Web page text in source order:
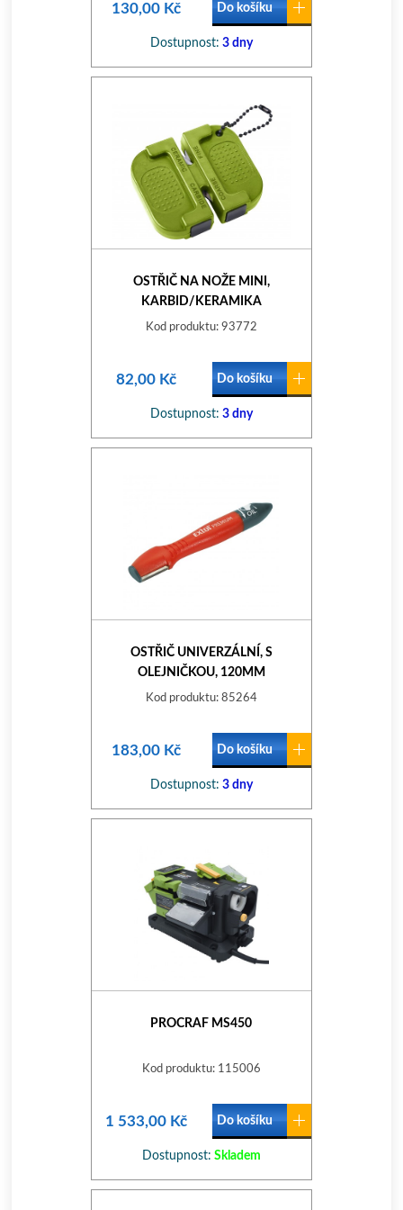
130,00 Kč Do košíku
Dostupnost: 3 dny
OSTŘIČ NA NOŽE MINI,
KARBID/KERAMIKA
Kod produktu: 93772
82,00 Kč Do košíku
Dostupnost: 3 dny
OSTŘIČ UNIVERZÁLNÍ, S
OLEJNIČKOU, 120MM
Kod produktu: 85264
183,00 Kč Do košíku
Dostupnost: 3 dny
PROCRAF MS450
Kod produktu: 115006
1 533,00 Kč Do košíku
Dostupnost: Skladem